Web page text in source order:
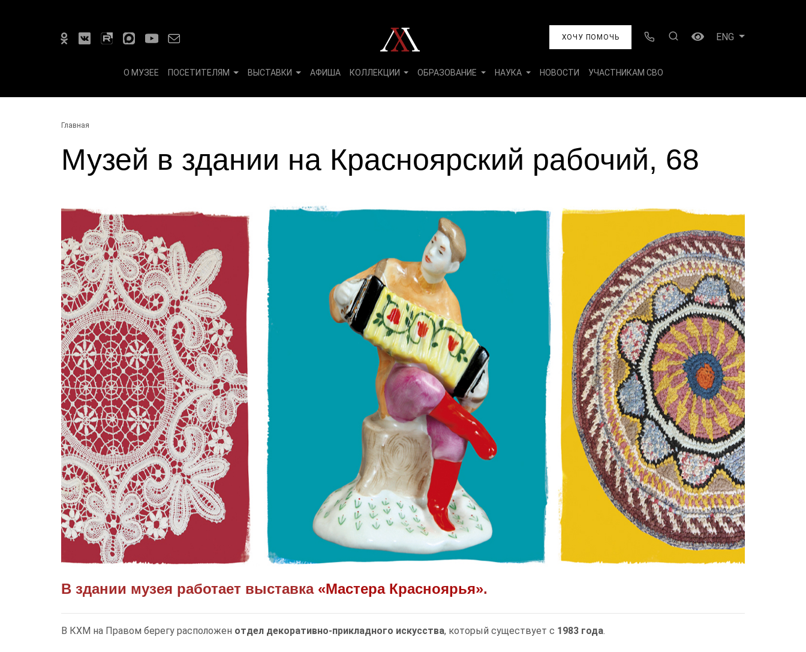
ХОЧУ ПОМОЧЬ ENG
О МУЗЕЕ ПОСЕТИТЕЛЯМ ВЫСТАВКИ АФИША КОЛЛЕКЦИИ ОБРАЗОВАНИЕ НАУКА НОВОСТИ УЧАСТНИКАМ СВО
Главная
Музей в здании на Красноярский рабочий, 68
В здании музея работает выставка «Мастера Красноярья».
В КХМ на Правом берегу расположен отдел декоративно-прикладного искусства, который существует с 1983 года.